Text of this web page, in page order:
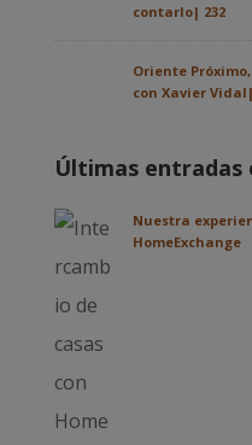
contarlo| 232
Oriente
con Xavier Vidal|
Últimas entradas
Nuestra
HomeExchange